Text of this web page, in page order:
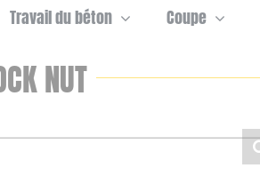
Travail du béton Coupe
NUT